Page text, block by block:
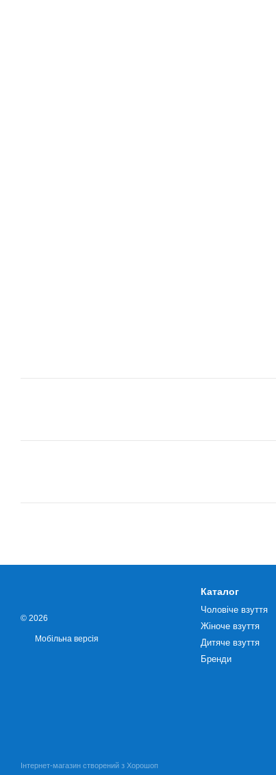
© 2026
Мобільна версія
Інтернет-магазин створений з Хорошоп
Каталог
Чоловіче взуття
Жіноче взуття
Дитяче взуття
Бренди